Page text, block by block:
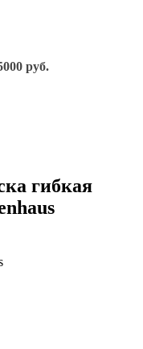
руб.
гибкая